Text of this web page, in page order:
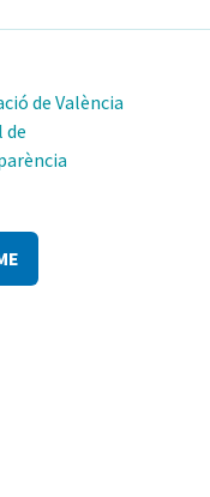
de València
de